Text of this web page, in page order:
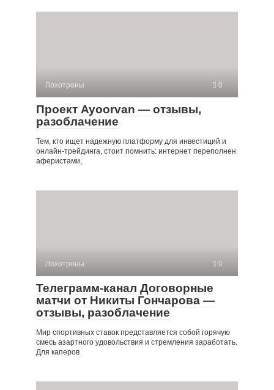
Лохотроны 0
Проект Ayoorvan — отзывы,
разоблачение
Тем, кто ищет надежную платформу для инвестиций и
онлайн-трейдинга, стоит помнить: интернет переполнен
аферистами,
Лохотроны 0
Телеграмм-канал Договорные
матчи от Никиты Гончарова —
отзывы, разоблачение
Мир спортивных ставок представляется собой горячую
смесь азартного удовольствия и стремления заработать.
Для каперов